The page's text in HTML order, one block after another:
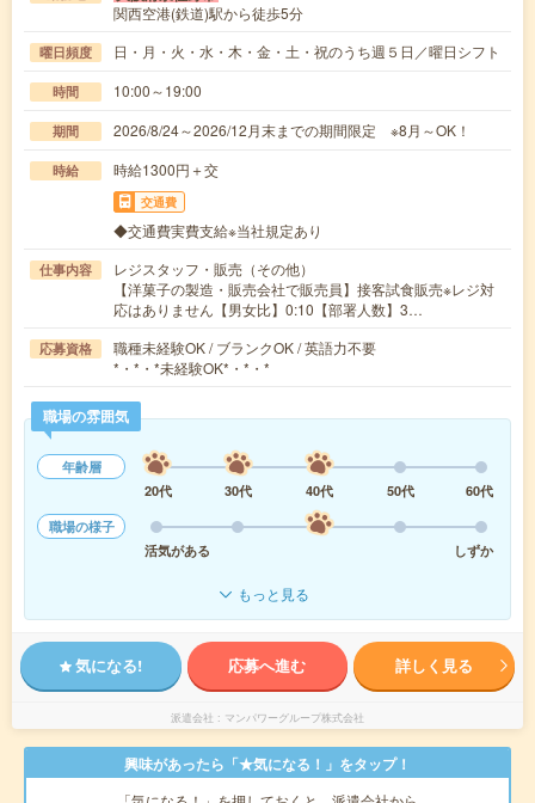
関西空港(鉄道)駅から徒歩5分
曜日頻度 日・月・火・水・木・金・土・祝のうち週５日／曜日シフト
時間 10:00～19:00
期間 2026/8/24～2026/12月末までの期間限定 ※8月～OK！
時給 時給1300円＋交
交通費
◆交通費実費支給※当社規定あり
仕事内容
レジスタッフ・販売（その他）
【洋菓子の製造・販売会社で販売員】接客試食販売※レジ対
応はありません【男女比】0:10【部署人数】3…
応募資格
職種未経験OK / ブランクOK / 英語力不要
*・*・*未経験OK*・*・*
職場の雰囲気
年齢層
20代
30代 40代 50代
60代
職場の様子
活気がある
しずか
もっと見る
気になる! 応募へ進む 詳しく見る
派遣会社 マンパワーグループ株式会社
興味があったら「★気になる！」をタップ！